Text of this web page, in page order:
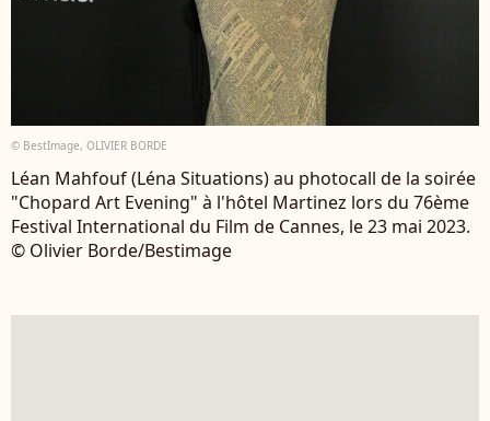
© BestImage, OLIVIER BORDE
Léan Mahfouf (Léna Situations) au photocall de la soirée
"Chopard Art Evening" à l'hôtel Martinez lors du 76ème
Festival International du Film de Cannes, le 23 mai 2023.
© Olivier Borde/Bestimage